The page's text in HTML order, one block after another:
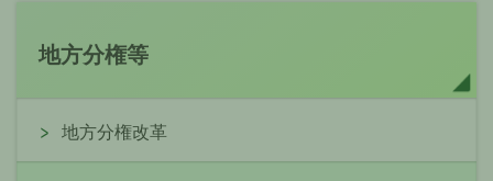
地方分権等
地方分権改革